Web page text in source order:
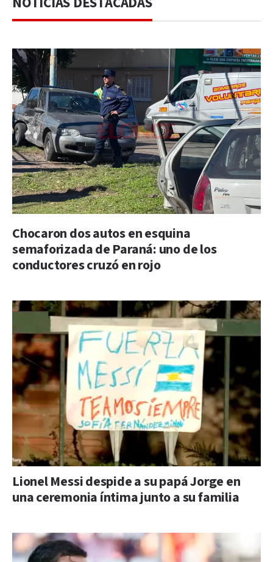
Chocaron dos autos en esquina
semaforizada de Paraná: uno de los
conductores cruzó en rojo
Lionel Messi despide a su papá Jorge en
una ceremonia íntima junto a su familia